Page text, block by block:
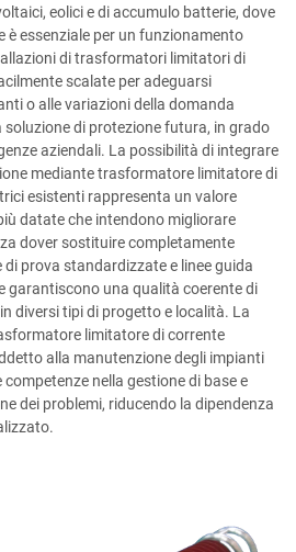
eolici e di accumulo batterie, dove
è essenziale per un funzionamento
di trasformatori limitatori di
scalate per adeguarsi
o alle variazioni della domanda
di protezione futura, in grado
aziendali. La possibilità di integrare
mediante trasformatore limitatore di
esistenti rappresenta un valore
datate che intendono migliorare
dover sostituire completamente
di prova standardizzate e linee guida
garantiscono una qualità coerente di
diversi tipi di progetto e località. La
limitatore di corrente
alla manutenzione degli impianti
nella gestione di base e
dei problemi, riducendo la dipendenza